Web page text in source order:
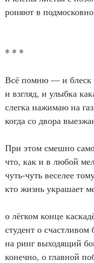
роняют в
* * *
Всё помню — и блеск
и взгляд, и улыбка
слегка нажимаю на
когда со двора
При этом смешно
что, как и в любой
чуть-чуть веселее
кто жизнь украшает
о лёгком конце
студент о счастливом
на ринг выходящий
конечно, о главной